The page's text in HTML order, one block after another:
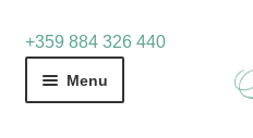
+359 884 326 440
Skip
Skip
Menu